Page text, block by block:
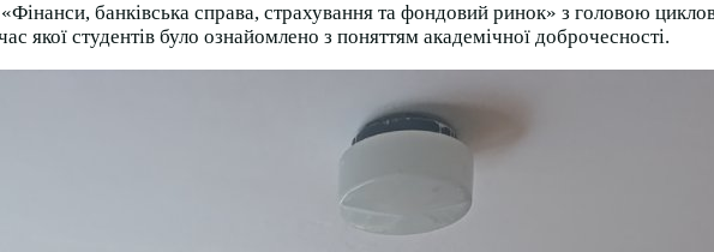
банківська справа, страхування та фондовий ринок» з головою
якої студентів було ознайомлено з поняттям академічної доброчесності.